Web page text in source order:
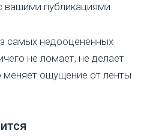
вашими публикациями.
самых недооценённых
не ломает, не делает
меняет ощущение от ленты